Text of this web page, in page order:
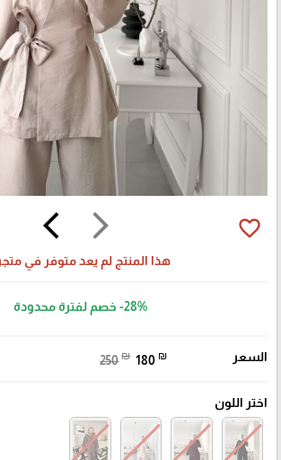
arrow_forward_ios
arrow_back_ios favorite_border
هذا المنتج لم يعد متوفر في
-28% خصم لفترة محدودة
السعر 250 ₪ 180 ₪
اختر اللون